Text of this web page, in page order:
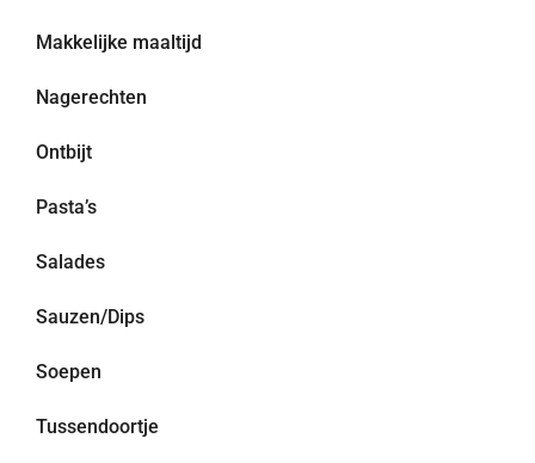
Makkelijke maaltijd
Nagerechten
Ontbijt
Pasta’s
Salades
Sauzen/Dips
Soepen
Tussendoortje